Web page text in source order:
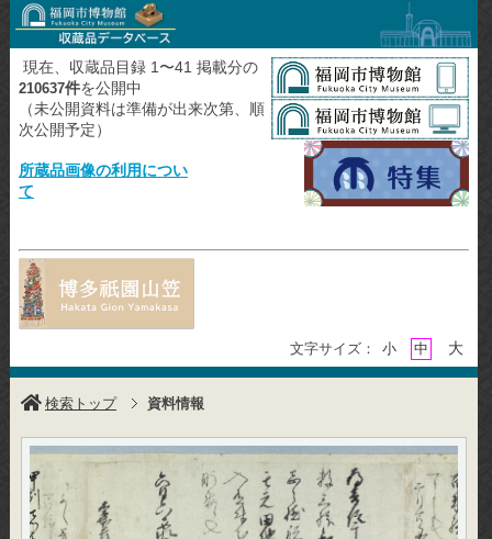
現在、収蔵品目録 1〜41 掲載分の
210637件を公開中
（未公開資料は準備が出来次第、順
次公開予定）
所蔵品画像の利用につい
て
文字サイズ： 小 中 大
検索トップ 資料情報